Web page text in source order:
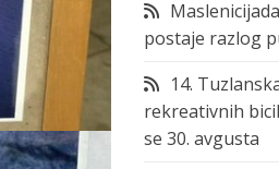
postaje razlog
14.
rekreativnih
se 30. avgusta